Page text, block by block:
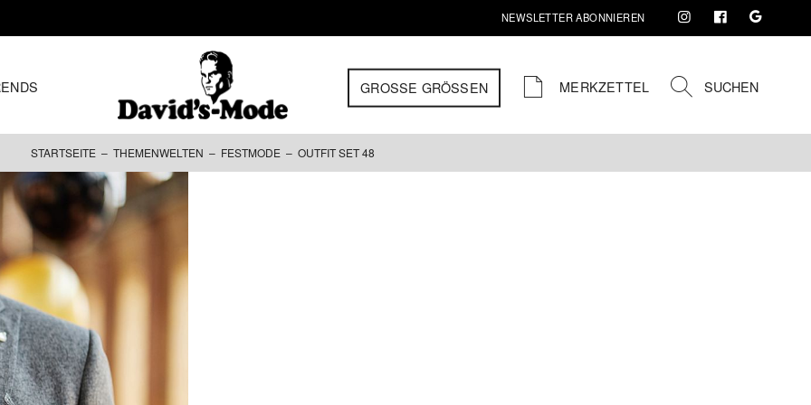
NEWSLETTER ABONNIEREN
GROSSE GRÖSSEN MERKZETTEL SUCHEN
STARTSEITE – THEMENWELTEN – FESTMODE – OUTFIT SET 48